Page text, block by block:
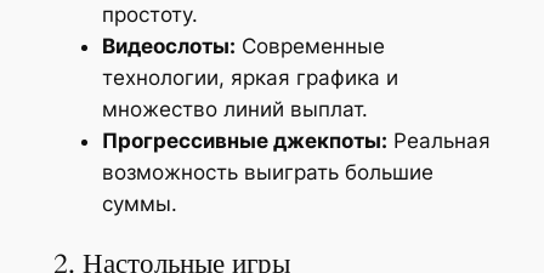
простоту.
Видеослоты: Современные
технологии, яркая графика и
множество линий выплат.
Прогрессивные джекпоты: Реальная
возможность выиграть большие
суммы.
2. Настольные игры